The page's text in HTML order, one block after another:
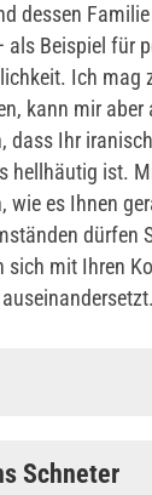
dessen
als Beispiel für
Ich mag
kann mir aber
dass Ihr
hellhäutig ist.
wie es Ihnen
dürfen
sich mit Ihren
Schneter